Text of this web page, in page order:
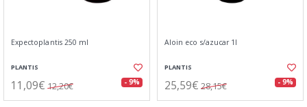
Expectoplantis 250 ml
PLANTIS
11,09€ 12,20€ - 9%
Aloin eco s/azucar 1l
PLANTIS
25,59€ 28,15€ - 9%